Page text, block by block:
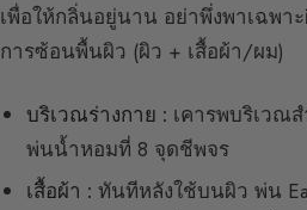
เพื่อให้กลิ่นอยู่นาน อย่าพึ่งพาเฉพา
การซ้อนพื้นผิว (ผิว + เสื้อผ้า/ผม)
บริเวณร่างกาย : เคารพบริเวณ
พ่นน้ำหอมที่ 8 จุดชีพจร
เสื้อผ้า : ทันทีหลังใช้บนผิว พ่น